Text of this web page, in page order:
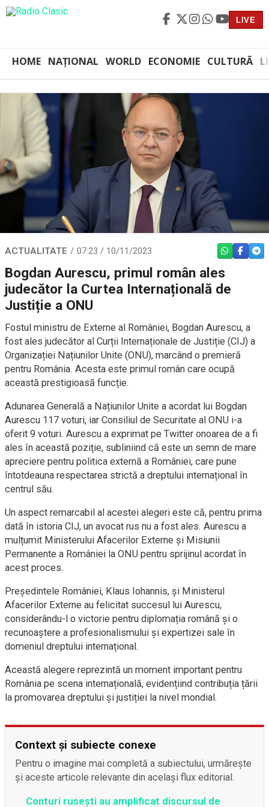
LIVE
HOME NAȚIONAL WORLD ECONOMIE CULTURĂ
ACTUALITATE 07:23 / 10/11/2023 WHATSAPP
Bogdan Aurescu, primul român ales
judecător la Curtea Internațională de
Justiție a ONU
Fostul ministru de Externe al României, Bogdan Aurescu, a
fost ales judecător al Curții Internaționale de Justiție (CIJ) a
Organizației Națiunilor Unite (ONU), marcând o premieră
pentru România. Acesta este primul român care ocupă
această prestigioasă funcție.
Adunarea Generală a Națiunilor Unite a acordat lui Bogdan
Aurescu 117 voturi, iar Consiliul de Securitate al ONU i-a
oferit 9 voturi. Aurescu a exprimat pe Twitter onoarea de a fi
ales în această poziție, subliniind că este un semn de mare
apreciere pentru politica externă a României, care pune
întotdeauna respectarea strictă a dreptului internațional în
centrul său.
Un aspect remarcabil al acestei alegeri este că, pentru prima
dată în istoria CIJ, un avocat rus nu a fost ales. Aurescu a
mulțumit Ministerului Afacerilor Externe și Misiunii
Permanente a României la ONU pentru sprijinul acordat în
acest proces.
Președintele României, Klaus Iohannis, și Ministerul
Afacerilor Externe au felicitat succesul lui Aurescu,
considerându-l o victorie pentru diplomația română și o
recunoaștere a profesionalismului și expertizei sale în
domeniul dreptului internațional.
Această alegere reprezintă un moment important pentru
România pe scena internațională, evidențiind contribuția țării
la promovarea dreptului și justiției la nivel mondial.
Context și subiecte conexe
Pentru o imagine mai completă a subiectului, urmărește
și aceste articole relevante din același flux editorial.
Conturi rusești au amplificat discursul de